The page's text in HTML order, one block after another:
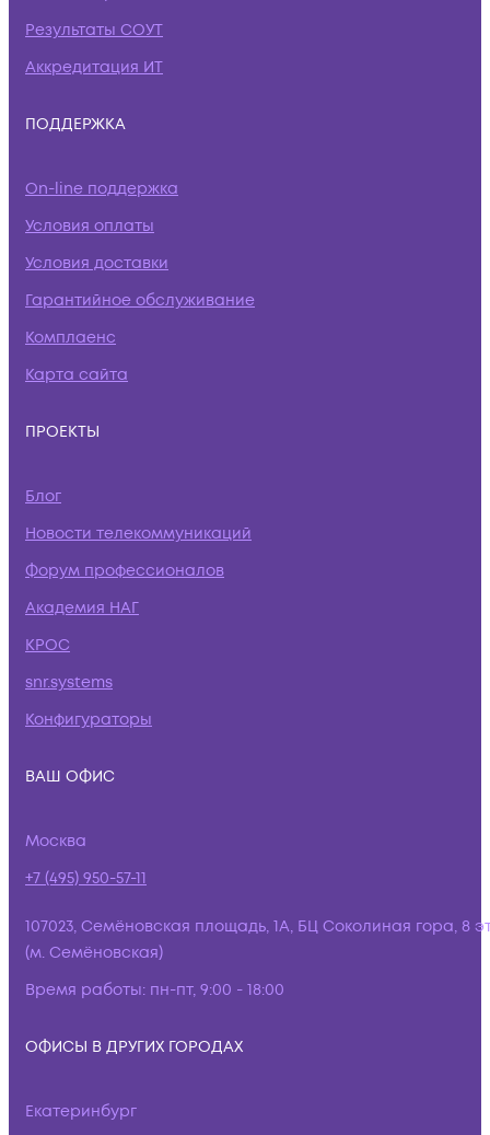
Результаты СОУТ
Аккредитация ИТ
ПОДДЕРЖКА
On-line поддержка
Условия оплаты
Условия доставки
Гарантийное обслуживание
Комплаенс
Карта сайта
ПРОЕКТЫ
Блог
Новости телекоммуникаций
Форум профессионалов
Академия НАГ
КРОС
snr.systems
Конфигураторы
ВАШ ОФИС
Москва
+7 (495) 950-57-11
107023, Семёновская площадь, 1А, БЦ Соколиная гора, 8
(м. Семёновская)
Время работы: пн-пт, 9:00 - 18:00
ОФИСЫ В ДРУГИХ ГОРОДАХ
Екатеринбург